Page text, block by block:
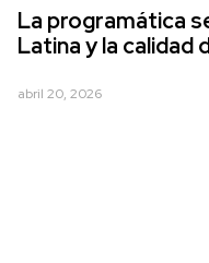
La programática
Latina y la
abril 20, 2026